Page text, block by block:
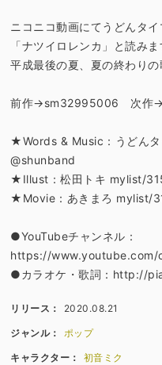
ニコニコ動画にてうどんタイ
「ナツイロレンカ」と読みま
平成最後の夏、夏の終わりの
前作→sm32995006 次作
★Words & Music：うどん
@shunband
★Illust：松田トキ mylist/
★Movie：あきまろ mylist/
●YouTubeチャンネル：
https://www.youtube.com/
●カラオケ・歌詞：http://
リリース： 2020.08.21
ジャンル： ポップ
キャラクター： 初音ミク